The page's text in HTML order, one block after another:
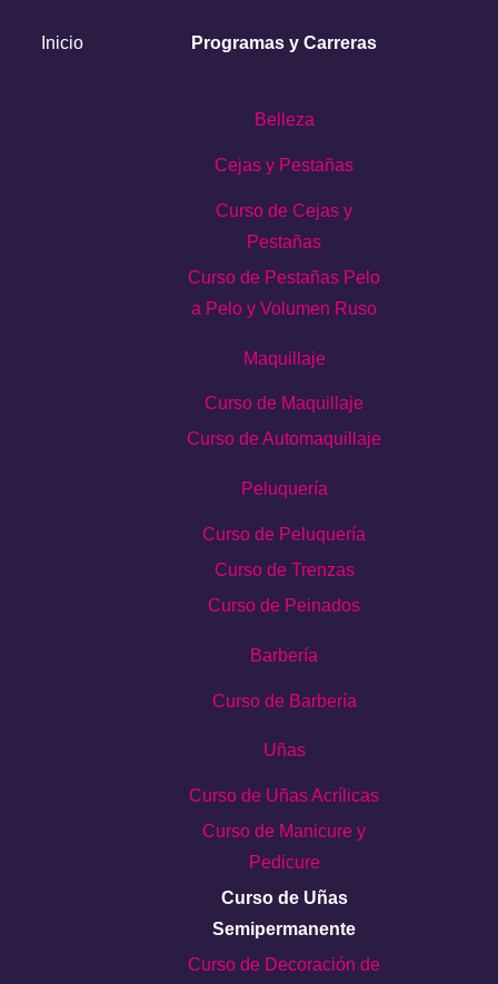
Inicio Programas y Carreras
Belleza
Cejas y Pestañas
Curso de Cejas y
Pestañas
Curso de Pestañas Pelo
a Pelo y Volumen Ruso
Maquillaje
Curso de Maquillaje
Curso de Automaquillaje
Peluquería
Curso de Peluquería
Curso de Trenzas
Curso de Peinados
Barbería
Curso de Barbería
Uñas
Curso de Uñas Acrílicas
Curso de Manicure y
Pedicure
Curso de Uñas
Semipermanente
Curso de Decoración de